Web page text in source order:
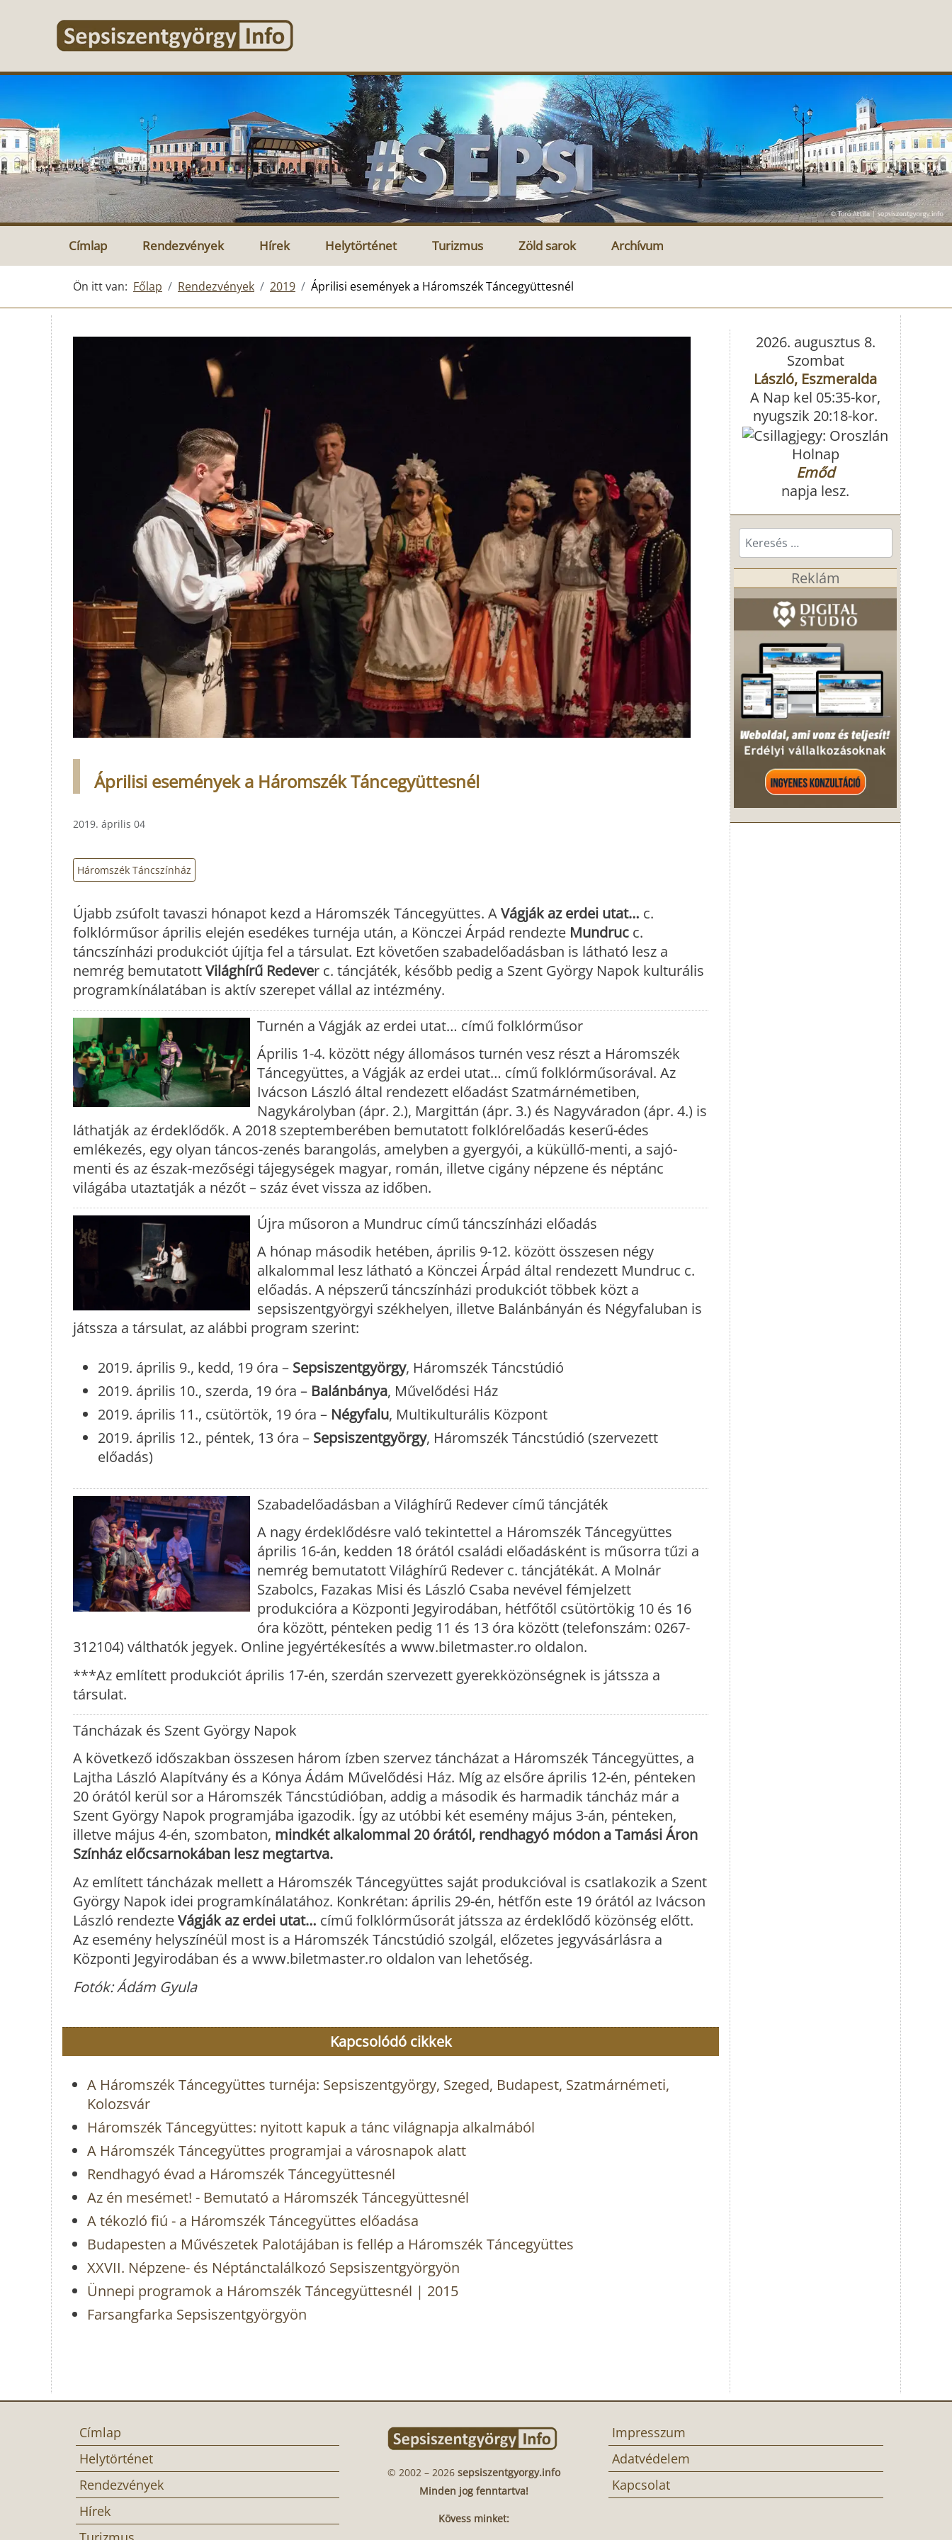
Címlap Rendezvények Hírek Helytörténet Turizmus Zöld sarok Archívum
Ön itt van: Főlap Rendezvények 2019 Áprilisi események a Háromszék Táncegyüttesnél
Áprilisi események a Háromszék Táncegyüttesnél
2019. április 04
Háromszék Táncszínház
Újabb zsúfolt tavaszi hónapot kezd a Háromszék Táncegyüttes. AVágják az erdei utat… c.
folklórműsor április elején esedékes turnéja után, a Könczei Árpád rendezte Mundruc c.
táncszínházi produkciót újítja fel a társulat. Ezt követően szabadelőadásban is látható lesz a
nemrég bemutatottVilághírű Redever c. táncjáték, később pedig a Szent György Napok kulturális
programkínálatában is aktív szerepet vállal az intézmény.
Turnén a Vágják az erdei utat… című folklórműsor
Április 1-4. között négy állomásos turnén vesz részt a Háromszék
Táncegyüttes, a Vágják az erdei utat… című folklórműsorával. Az
Ivácson László által rendezett előadást Szatmárnémetiben,
Nagykárolyban (ápr. 2.), Margittán (ápr. 3.) és Nagyváradon (ápr. 4.) is
láthatják az érdeklődők. A 2018 szeptemberében bemutatott folklórelőadás keserű-édes
emlékezés, egy olyan táncos-zenés barangolás, amelyben a gyergyói, a küküllő-menti, a sajó-
menti és az észak-mezőségi tájegységek magyar, román, illetve cigány népzene és néptánc
világába utaztatják a nézőt – száz évet vissza az időben.
Újra műsoron a Mundruc című táncszínházi előadás
A hónap második hetében, április 9-12. között összesen négy
alkalommal lesz látható a Könczei Árpád által rendezett Mundruc c.
előadás. A népszerű táncszínházi produkciót többek közt a
sepsiszentgyörgyi székhelyen, illetve Balánbányán és Négyfaluban is
játssza a társulat, az alábbi program szerint:
2019. április 9., kedd, 19 óra – Sepsiszentgyörgy, Háromszék Táncstúdió
2019. április 10., szerda, 19 óra – Balánbánya, Művelődési Ház
2019. április 11., csütörtök, 19 óra – Négyfalu, Multikulturális Központ
2019. április 12., péntek, 13 óra – Sepsiszentgyörgy, Háromszék Táncstúdió (szervezett
előadás)
Szabadelőadásban a Világhírű Redever című táncjáték
A nagy érdeklődésre való tekintettel a Háromszék Táncegyüttes
április 16-án, kedden 18 órától családi előadásként is műsorra tűzi a
nemrég bemutatott Világhírű Redever c. táncjátékát. A Molnár
Szabolcs, Fazakas Misi és László Csaba nevével fémjelzett
produkcióra a Központi Jegyirodában, hétfőtől csütörtökig 10 és 16
óra között, pénteken pedig 11 és 13 óra között (telefonszám: 0267-
312104) válthatók jegyek. Online jegyértékesítés a www.biletmaster.ro oldalon.
***Az említett produkciót április 17-én, szerdán szervezett gyerekközönségnek is játssza a
társulat.
Táncházak és Szent György Napok
A következő időszakban összesen három ízben szervez táncházat a Háromszék Táncegyüttes, a
Lajtha László Alapítvány és a Kónya Ádám Művelődési Ház. Míg az elsőre április 12-én, pénteken
20 órától kerül sor a Háromszék Táncstúdióban, addig a második és harmadik táncház már a
Szent György Napok programjába igazodik. Így az utóbbi két esemény május 3-án, pénteken,
illetve május 4-én, szombaton, mindkét alkalommal 20 órától, rendhagyó módon a Tamási Áron
Színház előcsarnokában lesz megtartva.
Az említett táncházak mellett a Háromszék Táncegyüttes saját produkcióval is csatlakozik a Szent
György Napok idei programkínálatához. Konkrétan: április 29-én, hétfőn este 19 órától az Ivácson
László rendezteVágják az erdei utat… című folklórműsorát játssza az érdeklődő közönség előtt.
Az esemény helyszínéül most is a Háromszék Táncstúdió szolgál, előzetes jegyvásárlásra a
Központi Jegyirodában és a www.biletmaster.ro oldalon van lehetőség.
Fotók: Ádám Gyula
Kapcsolódó cikkek
A Háromszék Táncegyüttes turnéja: Sepsiszentgyörgy, Szeged, Budapest, Szatmárnémeti,
Kolozsvár
Háromszék Táncegyüttes: nyitott kapuk a tánc világnapja alkalmából
A Háromszék Táncegyüttes programjai a városnapok alatt
Rendhagyó évad a Háromszék Táncegyüttesnél
Az én mesémet! - Bemutató a Háromszék Táncegyüttesnél
A tékozló fiú - a Háromszék Táncegyüttes előadása
Budapesten a Művészetek Palotájában is fellép a Háromszék Táncegyüttes
XXVII. Népzene- és Néptánctalálkozó Sepsiszentgyörgyön
Ünnepi programok a Háromszék Táncegyüttesnél | 2015
Farsangfarka Sepsiszentgyörgyön
2026. augusztus 8.
Szombat
László, Eszmeralda
A Nap kel 05:35-kor,
nyugszik 20:18-kor.
Holnap
Emőd
napja lesz.
Keresés...
Reklám
Címlap
Helytörténet
Rendezvények
Hírek
© 2002 – 2026 sepsiszentgyorgy.info
Minden jog fenntartva!
Kövess minket:
Impresszum
Adatvédelem
Kapcsolat